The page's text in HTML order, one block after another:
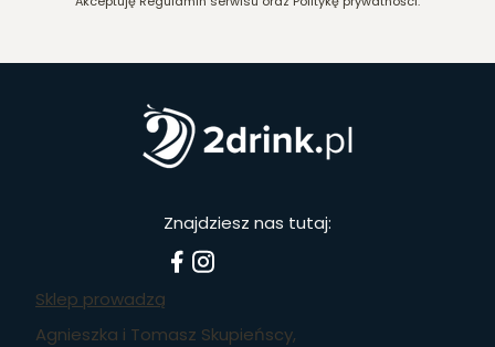
Znajdziesz nas tutaj:
Sklep prowadzą
Agnieszka i Tomasz Skupieńscy,